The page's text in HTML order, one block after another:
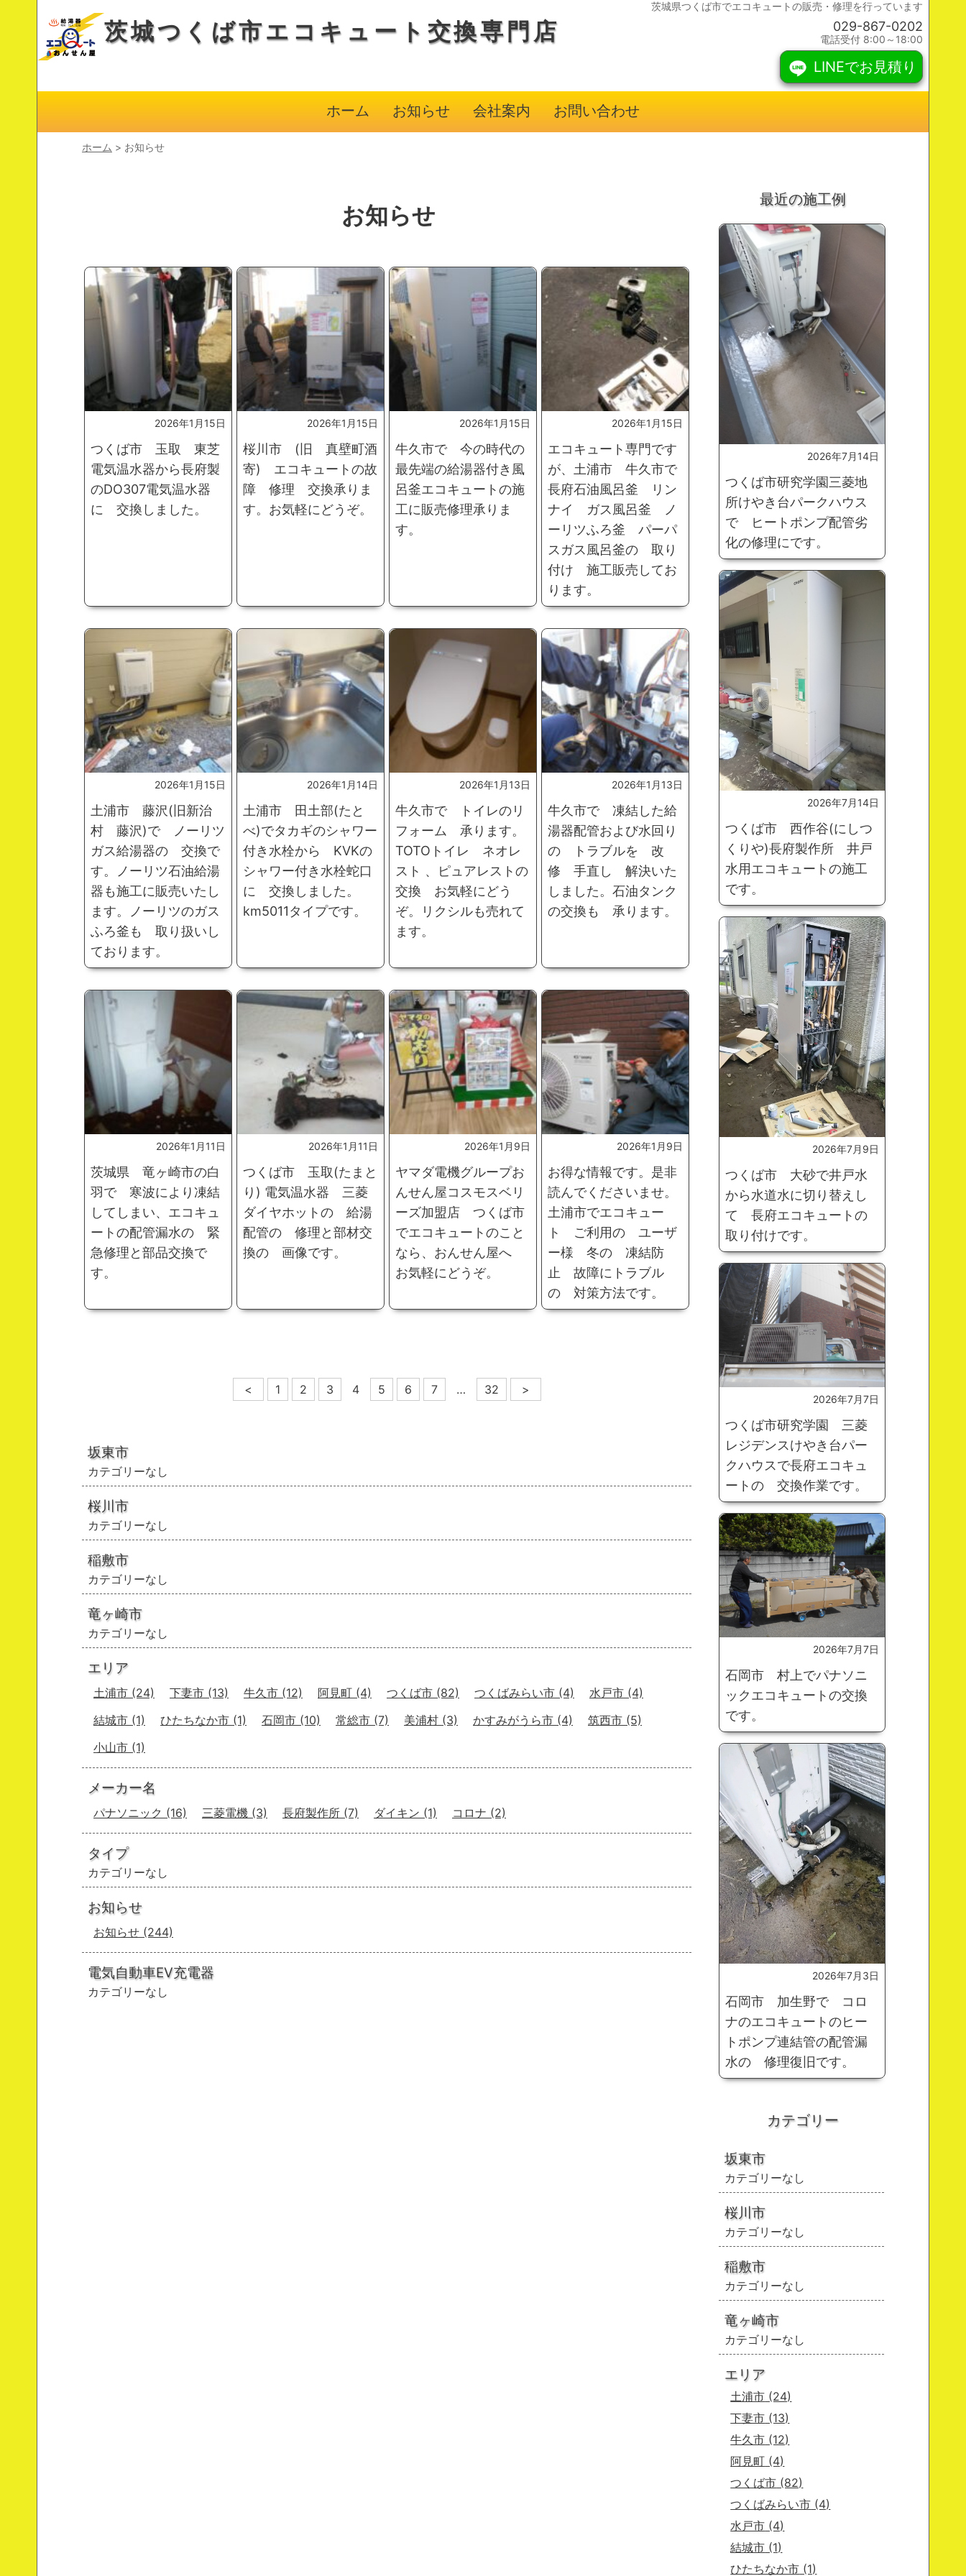
茨城県つくば市でエコキュートの販売・修理を行っています
茨城つくば市エコキュート交換専門店 029-867-0202
電話受付 8:00～18:00
LINEでお見積り
ホーム お知らせ 会社案内 お問い合わせ
ホーム > お知らせ
お知らせ
2026年1月15日
つくば市 玉取 東芝
電気温水器から長府製
のDO307電気温水器
に 交換しました。
2026年1月15日
桜川市 (旧 真壁町酒
寄) エコキュートの故
障 修理 交換承りま
す。お気軽にどうぞ。
2026年1月15日
牛久市で 今の時代の
最先端の給湯器付き風
呂釜エコキュートの施
工に販売修理承りま
す。
2026年1月15日
エコキュート専門です
が、土浦市 牛久市で
長府石油風呂釜 リン
ナイ ガス風呂釜 ノ
ーリツふろ釜 パーパ
スガス風呂釜の 取り
付け 施工販売してお
ります。
2026年1月15日
土浦市 藤沢(旧新治
村 藤沢)で ノーリツ
ガス給湯器の 交換で
す。ノーリツ石油給湯
器も施工に販売いたし
ます。ノーリツのガス
ふろ釜も 取り扱いし
ております。
2026年1月14日
土浦市 田土部(たと
べ)でタカギのシャワー
付き水栓から KVKの
シャワー付き水栓蛇口
に 交換しました。
km5011タイプです。
2026年1月13日
牛久市で トイレのリ
フォーム 承ります。
TOTOトイレ ネオレ
スト 、ピュアレストの
交換 お気軽にどう
ぞ。リクシルも売れて
ます。
2026年1月13日
牛久市で 凍結した給
湯器配管および水回り
の トラブルを 改
修 手直し 解決いた
しました。石油タンク
の交換も 承ります。
2026年1月11日
茨城県 竜ヶ崎市の白
羽で 寒波により凍結
してしまい、エコキュ
ートの配管漏水の 緊
急修理と部品交換で
す。
2026年1月11日
つくば市 玉取(たまと
り) 電気温水器 三菱
ダイヤホットの 給湯
配管の 修理と部材交
換の 画像です。
2026年1月9日
ヤマダ電機グループお
んせん屋コスモスベリ
ーズ加盟店 つくば市
でエコキュートのこと
なら、おんせん屋へ
お気軽にどうぞ。
2026年1月9日
お得な情報です。是非
読んでくださいませ。
土浦市でエコキュー
ト ご利用の ユーザ
ー様 冬の 凍結防
止 故障にトラブル
の 対策方法です。
< 1 2 3 4 5 6 7 … 32 >
坂東市
カテゴリーなし
桜川市
カテゴリーなし
稲敷市
カテゴリーなし
竜ヶ崎市
カテゴリーなし
エリア
土浦市 (24) 下妻市 (13) 牛久市 (12) 阿見町 (4) つくば市 (82) つくばみらい市 (4) 水戸市 (4)
結城市 (1) ひたちなか市 (1) 石岡市 (10) 常総市 (7) 美浦村 (3) かすみがうら市 (4) 筑西市 (5)
小山市 (1)
メーカー名
パナソニック (16) 三菱電機 (3) 長府製作所 (7) ダイキン (1) コロナ (2)
タイプ
カテゴリーなし
お知らせ
お知らせ (244)
電気自動車EV充電器
カテゴリーなし
最近の施工例
2026年7月14日
つくば市研究学園三菱地
所けやき台パークハウス
で ヒートポンプ配管劣
化の修理にです。
2026年7月14日
つくば市 西作谷(にしつ
くりや)長府製作所 井戸
水用エコキュートの施工
です。
2026年7月9日
つくば市 大砂で井戸水
から水道水に切り替えし
て 長府エコキュートの
取り付けです。
2026年7月7日
つくば市研究学園 三菱
レジデンスけやき台パー
クハウスで長府エコキュ
ートの 交換作業です。
2026年7月7日
石岡市 村上でパナソニ
ックエコキュートの交換
です。
2026年7月3日
石岡市 加生野で コロ
ナのエコキュートのヒー
トポンプ連結管の配管漏
水の 修理復旧です。
カテゴリー
坂東市
カテゴリーなし
桜川市
カテゴリーなし
稲敷市
カテゴリーなし
竜ヶ崎市
カテゴリーなし
エリア
土浦市 (24)
下妻市 (13)
牛久市 (12)
阿見町 (4)
つくば市 (82)
つくばみらい市 (4)
水戸市 (4)
結城市 (1)
ひたちなか市 (1)